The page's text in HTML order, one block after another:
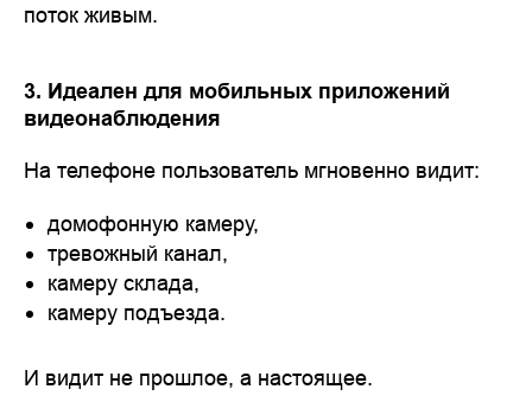
поток живым.
3. Идеален для мобильных приложений
видеонаблюдения
На телефоне пользователь мгновенно видит:
домофонную камеру,
тревожный канал,
камеру склада,
камеру подъезда.
И видит не прошлое, а настоящее.